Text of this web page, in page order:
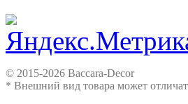
© 2015-2026 Baccara-Decor
* Внешний вид товара может